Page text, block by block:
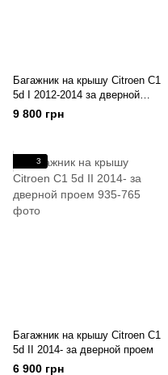
Багажник на крышу Citroen C1
5d I 2012-2014 за дверной
проем
9 800 грн
3
Багажник на крышу Citroen C1
5d II 2014- за дверной проем
6 900 грн